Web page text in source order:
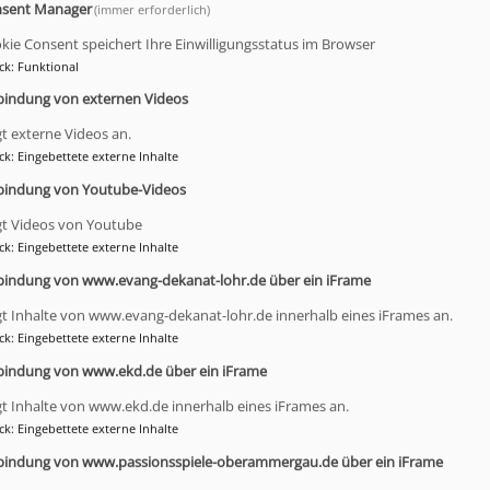
Angebote für junge Menschen mit Behinderungen
in der Regel in selbst festgelegten Strukturen
Themen so selbst eine Stimme.
Manager(immer erforderlich)
Consent speichert Ihre Einwilligungsstatus im Browser
: Funktional
von externen Videos
externe Videos an.
: Eingebettete externe Inhalte
von Youtube-Videos
Videos von Youtube
: Eingebettete externe Inhalte
von www.evang-dekanat-lohr.de über ein iFrame
Inhalte von www.evang-dekanat-lohr.de innerhalb eines iFrames an.
: Eingebettete externe Inhalte
von www.ekd.de über ein iFrame
Inhalte von www.ekd.de innerhalb eines iFrames an.
: Eingebettete externe Inhalte
von www.passionsspiele-oberammergau.de über ein iFrame